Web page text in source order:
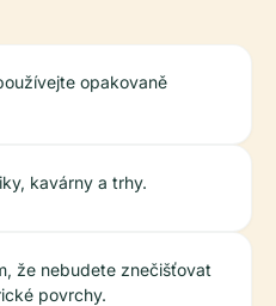
opakovaně
kavárny a trhy.
že nebudete znečišťovat
povrchy.